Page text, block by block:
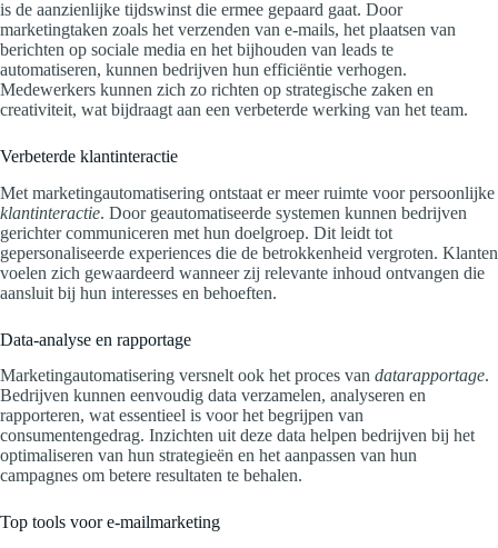
is de aanzienlijke tijdswinst die ermee gepaard gaat. Door
marketingtaken zoals het verzenden van e-mails, het plaatsen van
berichten op sociale media en het bijhouden van leads te
automatiseren, kunnen bedrijven hun efficiëntie verhogen.
Medewerkers kunnen zich zo richten op strategische zaken en
creativiteit, wat bijdraagt aan een verbeterde werking van het team.
Verbeterde klantinteractie
Met marketingautomatisering ontstaat er meer ruimte voor persoonlijke
klantinteractie. Door geautomatiseerde systemen kunnen bedrijven
gerichter communiceren met hun doelgroep. Dit leidt tot
gepersonaliseerde experiences die de betrokkenheid vergroten. Klanten
voelen zich gewaardeerd wanneer zij relevante inhoud ontvangen die
aansluit bij hun interesses en behoeften.
Data-analyse en rapportage
Marketingautomatisering versnelt ook het proces van datarapportage.
Bedrijven kunnen eenvoudig data verzamelen, analyseren en
rapporteren, wat essentieel is voor het begrijpen van
consumentengedrag. Inzichten uit deze data helpen bedrijven bij het
optimaliseren van hun strategieën en het aanpassen van hun
campagnes om betere resultaten te behalen.
Top tools voor e-mailmarketing